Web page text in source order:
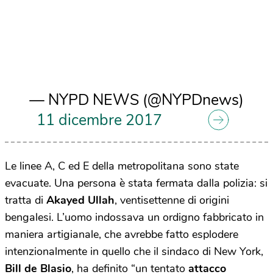
— NYPD NEWS (@NYPDnews)
11 dicembre 2017
Le linee A, C ed E della metropolitana sono state
evacuate. Una persona è stata fermata dalla polizia: si
tratta di Akayed Ullah, ventisettenne di origini
bengalesi. L’uomo indossava un ordigno fabbricato in
maniera artigianale, che avrebbe fatto esplodere
intenzionalmente in quello che il sindaco di New York,
Bill de Blasio, ha definito “un tentato attacco